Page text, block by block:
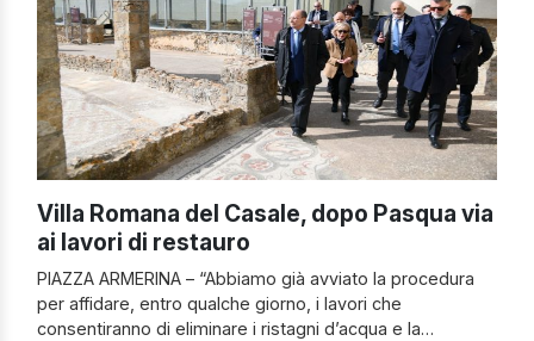
Villa Romana del Casale, dopo Pasqua via
ai lavori di restauro
PIAZZA ARMERINA – “Abbiamo già avviato la procedura
per affidare, entro qualche giorno, i lavori che
consentiranno di eliminare i ristagni d’acqua e la